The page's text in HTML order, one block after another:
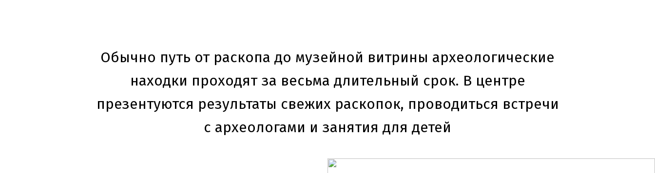
Обычно путь от раскопа до музейной витрины археологические
находки проходят за весьма длительный срок. В центре
презентуются результаты свежих раскопок, проводиться встречи
с археологами и занятия для детей